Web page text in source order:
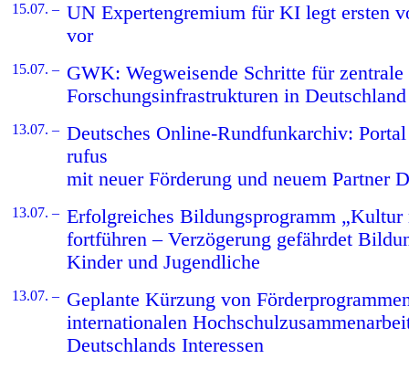
15.07. – UN Expertengremium für KI legt ersten
vor
15.07. – GWK: Wegweisende Schritte für zentrale
Forschungsinfrastrukturen in
13.07. – Deutsches Online-Rundfunkarchiv:
rufus
mit neuer Förderung und neuem Partner
13.07. – Erfolgreiches Bildungsprogramm „Kultur
fortführen – Verzögerung gefährdet
Kinder und Jugendliche
13.07. – Geplante Kürzung von
internationalen
Deutschlands Interessen